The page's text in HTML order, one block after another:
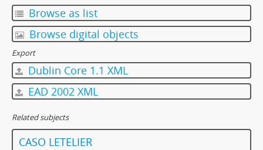
Browse as list
Browse digital objects
Export
Dublin Core 1.1 XML
EAD 2002 XML
Related subjects
CASO LETELIER